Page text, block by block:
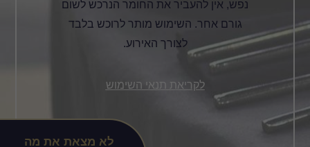
לא מצאת את מה
נפש, אין להעביר את החומר הנרכש לשום
גורם אחר. השימוש מותר לרוכש בלבד
לצורך האירוע.
לקריאת תנאי השימוש